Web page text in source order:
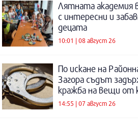
Лятната академия
с интересни и
децата
10:01 | 08 август 26
По искане на
Загора съдът
кражба на вещи от
14:55 | 07 август 26